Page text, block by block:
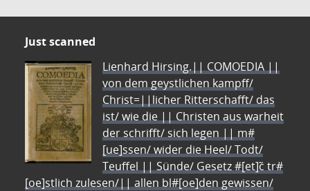
Just scanned
Lienhard Hirsing.|| COMOEDIA ||
von dem geystlichen kampff/
Christ=||licher Ritterschafft/ das
ist/ wie die || Christen aus warheit
der schrifft/ sich legen || m#
[ue]ssen/ wider die Heel/ Todt/
Teuffel || Sünde/ Gesetz #[et]c̃ tr#
[oe]stlich zulesen/|| allen bl#[oe]den gewissen/